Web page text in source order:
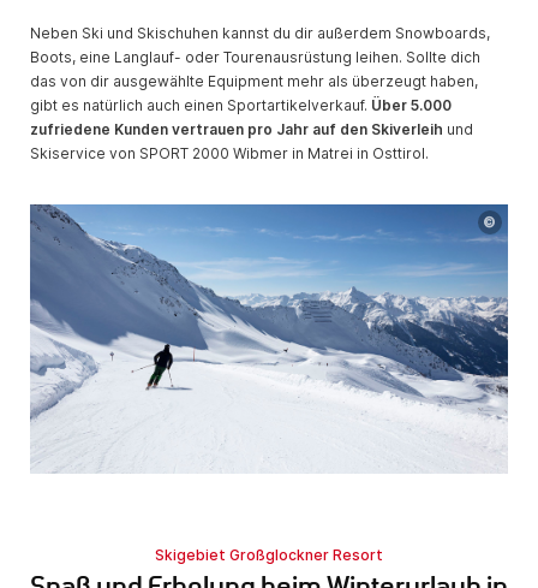
Neben Ski und Skischuhen kannst du dir außerdem Snowboards,
Boots, eine Langlauf- oder Tourenausrüstung leihen. Sollte dich
das von dir ausgewählte Equipment mehr als überzeugt haben,
gibt es natürlich auch einen Sportartikelverkauf. Über 5.000
zufriedene Kunden vertrauen pro Jahr auf den Skiverleih und
Skiservice von SPORT 2000 Wibmer in Matrei in Osttirol.
©
Skigebiet Großglockner Resort